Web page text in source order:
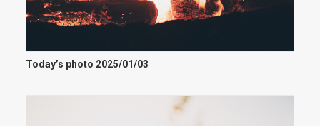
Today’s photo 2025/01/03